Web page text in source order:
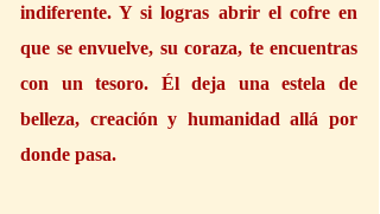
indiferente. Y si logras abrir el cofre en
que se envuelve, su coraza, te encuentras
con un tesoro. Él deja una estela de
belleza, creación y humanidad allá por
donde pasa.